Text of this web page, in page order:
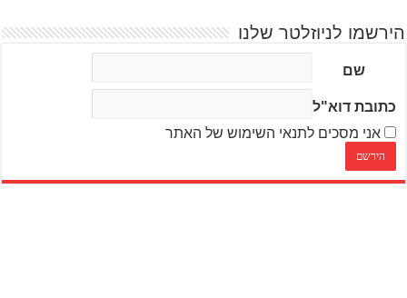
הירשמו לניוזלטר שלנו
שם
כתובת דוא"ל
אני מסכים לתנאי השימוש של האתר